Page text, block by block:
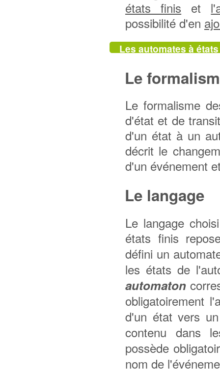
états finis et
possibilité d'en
Les automates à
Le
Le formalisme
d'état et de
d'un état à un
décrit le
d'un événement
Le langage
Le langage
états finis
défini un
les états de
automaton
obligatoirement
d'un état vers
contenu dans
possède
nom de